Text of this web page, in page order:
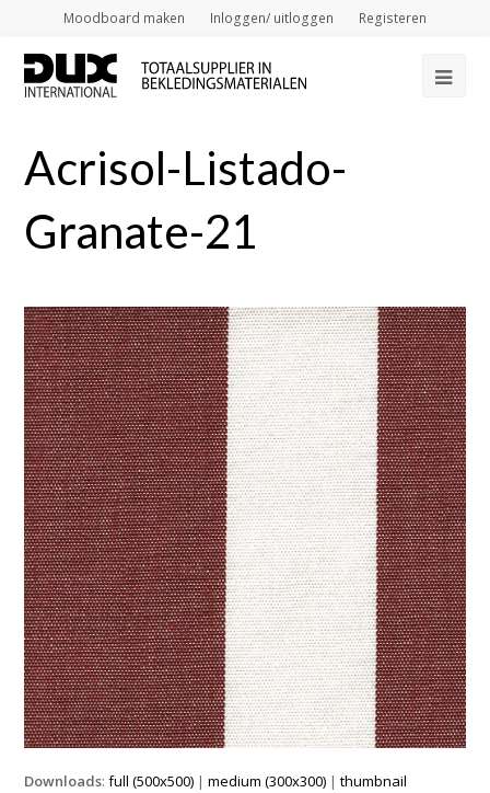
Moodboard maken Inloggen/ uitloggen Registeren
Acrisol-Listado-
Granate-21
Downloads:full (500x500) |medium (300x300) |thumbnail